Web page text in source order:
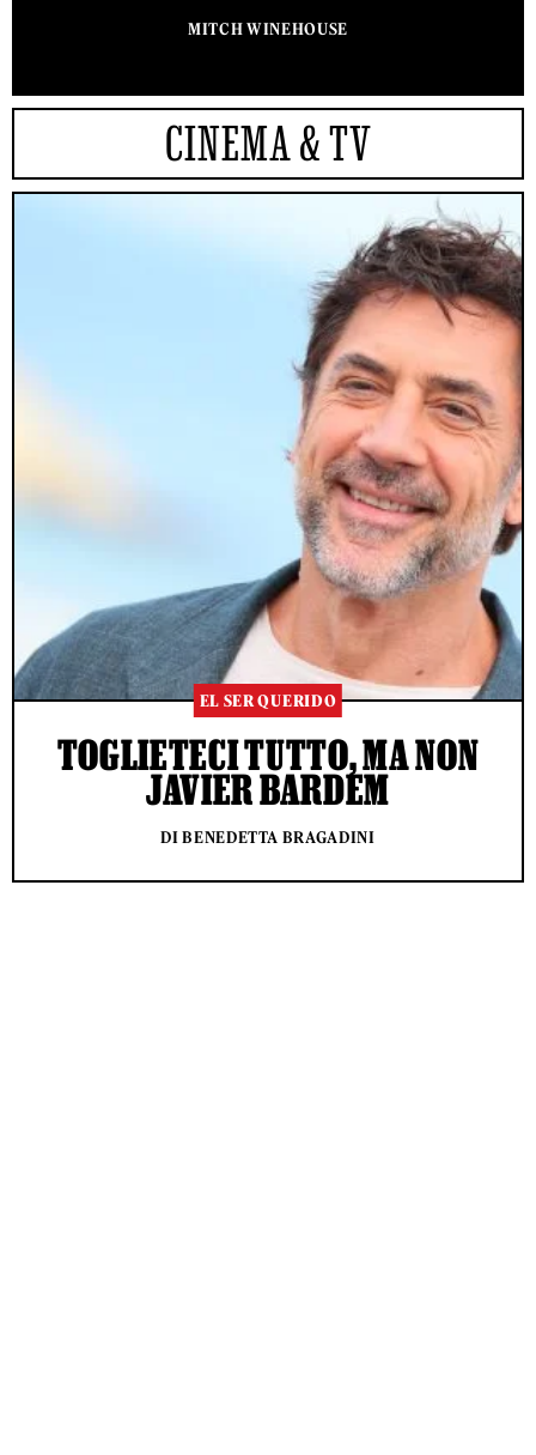
MITCH WINEHOUSE
CINEMA & TV
EL SER QUERIDO
TOGLIETECI TUTTO, MA NON
JAVIER BARDEM
DI BENEDETTA BRAGADINI